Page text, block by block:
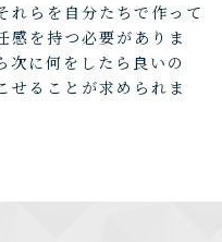
れらを自分たちで作って
感を持つ必要がありま
次に何をしたら良いの
せることが求められま